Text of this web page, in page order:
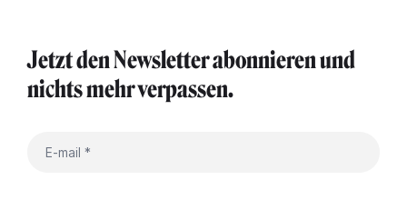
Jetzt den Newsletter abonnieren und
nichts mehr verpassen.